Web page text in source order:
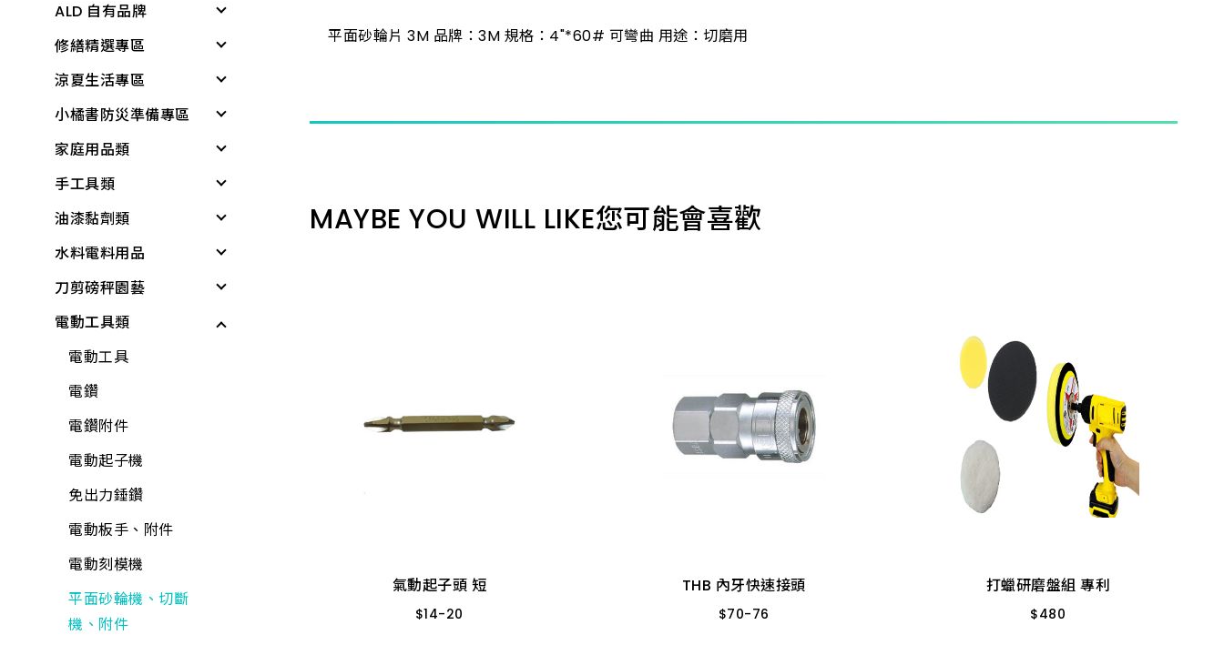
ALD 自有品牌
清潔用具
電燈
文具用品
個人清潔衛生用品
居家生活
雨具
廚房用具
蓮蓬頭、沖洗器
電動起子機
水泥砂、填縫劑
稀釋劑
木器漆
工具組
水龍頭組
加壓機、抽水機
包裝材料
平面砂輪機、切斷
機、附件
修繕精選專區
修繕工具
工作防護
居家生活
所有商品
涼夏生活專區
涼感降溫
戶外遮陽
夏季防護
夏日清爽
所有商品
小橘書防災準備專區
緊急照明與多功能工
具
基本工具與應變器材
繩索與固定材料
個人防護與安全
儲水與應急用品
所有商品
家庭用品類
個人清潔衛生用品
衛浴用品
洗衣、晾曬用品
廚房用品
保鮮膜、保鮮盒、保
鮮袋
水壺、水杯、水瓶
打火機、瓦斯爐
折疊桌、椅、收納櫃
水桶、垃圾桶、油桶
水盆、腳桶
置物收納
巧拼墊、地墊
清掃用具
手工具類
螺絲起子
板手
套筒工具
工具組
鉗
剪
鑷子
夾具
螺絲工具
銼刀、研磨
鐵工用品
其他手工具
工具箱、零件盒
油漆黏劑類
黏劑
塑鋼土
矽利康、填縫劑
稀釋劑
水泥漆、乳膠漆
調合漆、油漆
木器漆
噴漆
防水漆
防壁癌、除霉
水泥砂、填縫劑
油漆工具
水料電料用品
水龍頭組
龍頭組附件
蓮蓬頭、沖洗器
水龍頭
外牙、三通
水栓附件
鋼絲軟管
面盆、水槽
流理台附件
面盆附件
排水口、地板落水
刀剪磅秤園藝
各式剪刀
各式刀具
磅秤、電子秤
花盆
培養土
肥料
噴水壺
園藝用具
寵物用品
驅除害蟲用具
電動工具類
電動工具
電鑽
電鑽附件
電動起子機
免出力錘鑽
電動板手、附件
電動刻模機
平面砂輪機、切斷
機、附件
平面砂輪片 3M 品牌：3M 規格：4"*60# 可彎曲 用途：切磨用
MAYBE YOU WILL LIKE您可能會喜歡
$5,030
REXON 切斷機
$5,030
CS3555R(3551)14"
氣動起子頭 短
$14-20
THB 內牙快速接頭
$70-76
打蠟研磨盤組 專利
$480
打蠟研磨盤組 專利